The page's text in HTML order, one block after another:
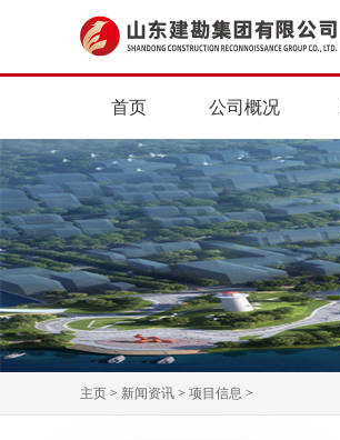
首页 公司概况
主页 > 新闻资讯 > 项目信息 >